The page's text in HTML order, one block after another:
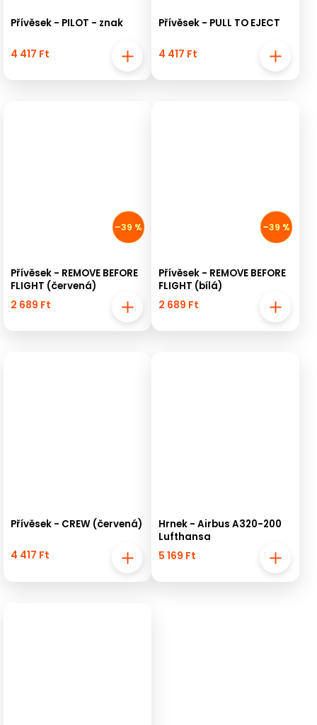
Přívěsek - PILOT - znak
4 417 Ft
Přívěsek - PULL TO EJECT
4 417 Ft
–39 %
Přívěsek - REMOVE BEFORE
FLIGHT (červená)
2 689 Ft
–39 %
Přívěsek - REMOVE BEFORE
FLIGHT (bílá)
2 689 Ft
Přívěsek - CREW (červená)
4 417 Ft
Hrnek - Airbus A320-200
Lufthansa
5 169 Ft